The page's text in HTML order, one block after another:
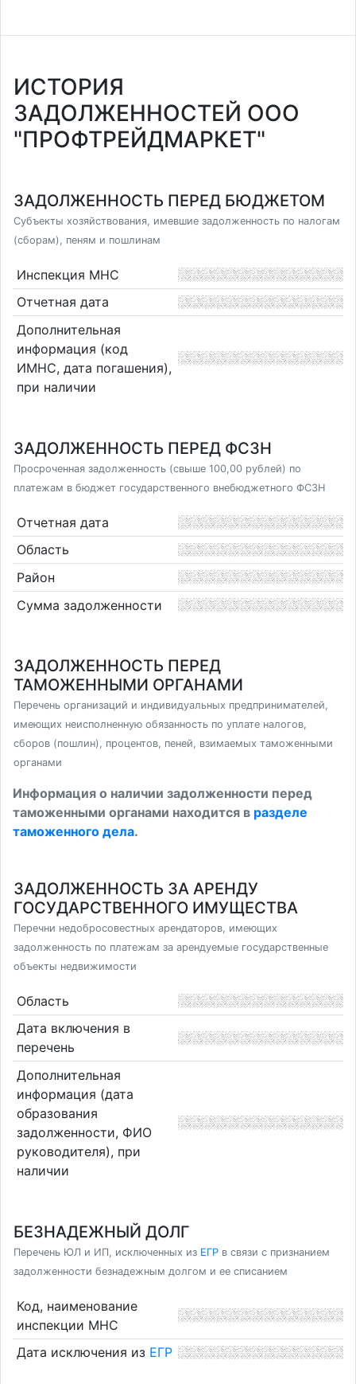
ИСТОРИЯ
ЗАДОЛЖЕННОСТЕЙ ООО
"ПРОФТРЕЙДМАРКЕТ"
ЗАДОЛЖЕННОСТЬ ПЕРЕД БЮДЖЕТОМ
Субъекты хозяйствования, имевшие задолженность по налогам
(сборам), пеням и пошлинам
Инспекция МНС
Отчетная дата
Дополнительная
информация (код
ИМНС, дата погашения),
при наличии
ЗАДОЛЖЕННОСТЬ ПЕРЕД ФСЗН
Просроченная задолженность (свыше 100,00 рублей) по
платежам в бюджет государственного внебюджетного ФСЗН
Отчетная дата
Область
Район
Сумма задолженности
ЗАДОЛЖЕННОСТЬ ПЕРЕД
ТАМОЖЕННЫМИ ОРГАНАМИ
Перечень организаций и индивидуальных предпринимателей,
имеющих неисполненную обязанность по уплате налогов,
сборов (пошлин), процентов, пеней, взимаемых таможенными
органами
Информация о наличии задолженности перед
таможенными органами находится в разделе
таможенного дела.
ЗАДОЛЖЕННОСТЬ ЗА АРЕНДУ
ГОСУДАРСТВЕННОГО ИМУЩЕСТВА
Перечни недобросовестных арендаторов, имеющих
задолженность по платежам за арендуемые государственные
объекты недвижимости
Область
Дата включения в
перечень
Дополнительная
информация (дата
образования
задолженности, ФИО
руководителя), при
наличии
БЕЗНАДЕЖНЫЙ ДОЛГ
Перечень ЮЛ и ИП, исключенных из ЕГР в связи с признанием
задолженности безнадежным долгом и ее списанием
Код, наименование
инспекции МНС
Дата исключения из ЕГР